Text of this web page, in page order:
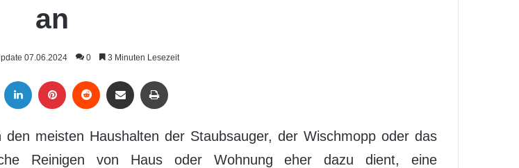
an
07.06.2024 0 3 Minuten Lesezeit
meisten Haushalten der Staubsauger, der Wischmopp oder das
Reinigen von Haus oder Wohnung eher dazu dient, eine